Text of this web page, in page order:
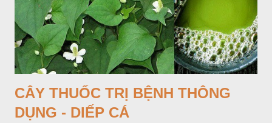
vùng rừng núi, được bà con nhiều địa phương đem về trồng từ
lâu đời ở trong vườn, quanh bờ ao, dọc hàng rào và trên các
đồi để làm thức ăn cho người và gia súc, gặp nhiều ở các tỉnh
Lạng s...
CÂY THUỐC TRỊ BỆNH THÔNG
DỤNG - DIẾP CÁ